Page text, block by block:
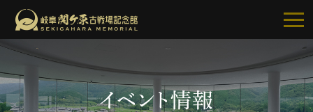
記念館についてイベント情報